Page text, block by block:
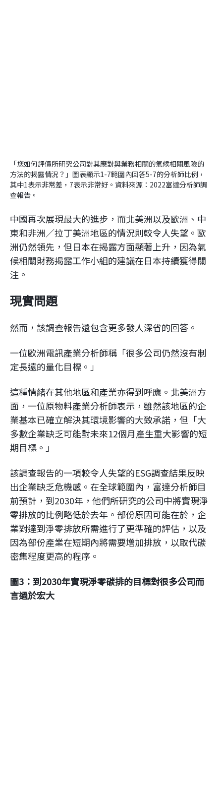
「您如何評價所研究公司對其應對與業務相關的氣候相關風險的
方法的揭露情況？」圖表顯示1-7範圍內回答5-7的分析師比例，
其中1表示非常差，7表示非常好。資料來源：2022富達分析師調
查報告。
中國再次展現最大的進步，而北美洲以及歐洲、中
東和非洲／拉丁美洲地區的情況則較令人失望。歐
洲仍然領先，但日本在揭露方面顯著上升，因為氣
候相關財務揭露工作小組的建議在日本持續獲得關
注。
現實問題
然而，該調查報告還包含更多發人深省的回答。
一位歐洲電訊產業分析師稱「很多公司仍然沒有制
定長遠的量化目標。」
這種情緒在其他地區和產業亦得到呼應。北美洲方
面，一位原物料產業分析師表示，雖然該地區的企
業基本已確立解決其環境影響的大致承諾，但「大
多數企業缺乏可能對未來12個月產生重大影響的短
期目標。」
該調查報告的一項較令人失望的ESG調查結果反映
出企業缺乏危機感。在全球範圍內，富達分析師目
前預計，到2030年，他們所研究的公司中將實現淨
零排放的比例略低於去年。部份原因可能在於，企
業對達到淨零排放所需進行了更準確的評估，以及
因為部份產業在短期內將需要增加排放，以取代碳
密集程度更高的程序。
圖3：到2030年實現淨零碳排的目標對很多公司而
言過於宏大